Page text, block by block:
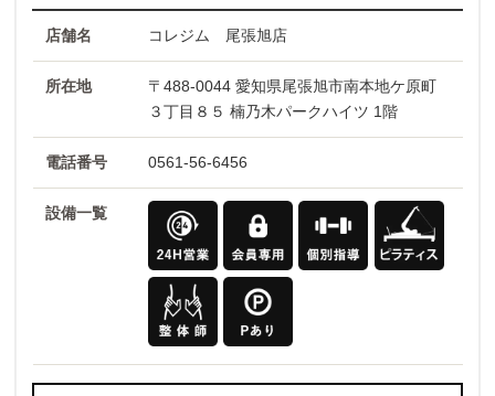
店舗名 コレジム 尾張旭店
所在地
〒488-0044 愛知県尾張旭市南本地ケ原町
３丁目８５ 楠乃木パークハイツ 1階
電話番号 0561-56-6456
設備一覧